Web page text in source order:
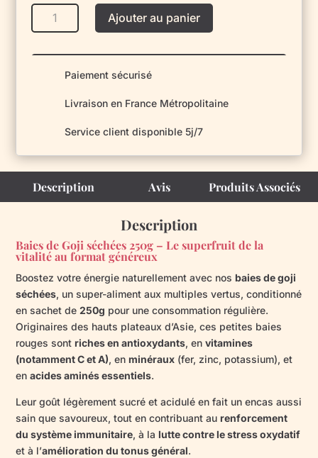
quantité
de
de
Ajouter au panier
Paiement sécurisé
Livraison en France Métropolitaine
Service client disponible 5j/7
Description Avis Produits Associés
Description
Baies de Goji séchées 250g – Le superfruit de la
vitalité au format généreux
Boostez votre énergie naturellement avec nosbaies de goji
séchées, un super-aliment aux multiples vertus, conditionné
en sachet de250g pour une consommation régulière.
Originaires des hauts plateaux d’Asie, ces petites baies
rouges sontriches en antioxydants, envitamines
(notamment C et A), enminéraux (fer, zinc, potassium), et
enacides aminés essentiels.
Leur goût légèrement sucré et acidulé en fait un encas aussi
sain que savoureux, tout en contribuant aurenforcement
du système immunitaire, à lalutte contre le stress oxydatif
et à l’amélioration du tonus général.